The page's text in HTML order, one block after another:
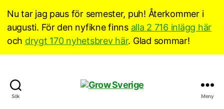
Nu tar jag paus för semester, puh! Återkommer i
augusti. För den nyfikne finns alla 2 716 inlägg här
och drygt 170 nyhetsbrev här. Glad sommar!
Sök Meny